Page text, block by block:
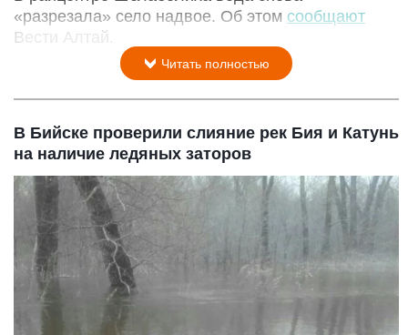
«разрезала» село надвое. Об этом сообщают
Вести Алтай.
Читать полностью
В Бийске проверили слияние рек Бия и Катунь
на наличие ледяных заторов